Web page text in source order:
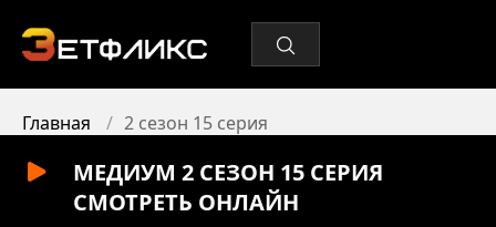
Главная 2 сезон 15 серия
МЕДИУМ 2 СЕЗОН 15 СЕРИЯ
СМОТРЕТЬ ОНЛАЙН